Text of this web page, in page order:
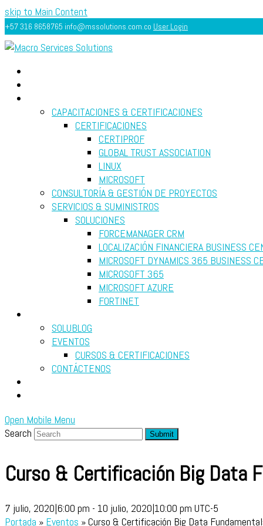
skip to Main Content
+57 316 8658765 info@mssolutions.com.co User Login
CAPACITACIONES & CERTIFICACIONES
CERTIFICACIONES
CERTIPROF
GLOBAL TRUST ASSOCIATION
LINUX
MICROSOFT
CONSULTORÍA & GESTIÓN DE PROYECTOS
SERVICIOS & SUMINISTROS
SOLUCIONES
FORCEMANAGER CRM
LOCALIZACIÓN FINANCIERA BUSINESS
MICROSOFT DYNAMICS 365 BUSINESS
MICROSOFT 365
MICROSOFT AZURE
FORTINET
SOLUBLOG
EVENTOS
CURSOS & CERTIFICACIONES
CONTÁCTENOS
Open Mobile Menu
Search
Submit
Curso & Certificación Big Data
7 julio, 2020|6:00 pm - 10 julio, 2020|10:00 pm UTC-5
Portada » Eventos »Curso & Certificación Big Data